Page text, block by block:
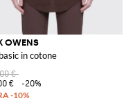
OWENS
in cotone
€
€
-20%